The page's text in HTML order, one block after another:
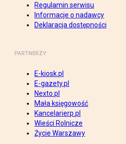
Regulamin serwisu
Informacje o nadawcy
Deklaracja dostępności
PARTNERZY
E-kiosk.pl
E-gazety.pl
Nexto.pl
Mała księgowość
Kancelarierp.pl
Wieści Rolnicze
Życie Warszawy